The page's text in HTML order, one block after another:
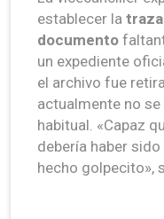
establecer la
documento
un expediente
el archivo fue
actualmente no
habitual. «Capaz
debería haber
hecho golpecito»,